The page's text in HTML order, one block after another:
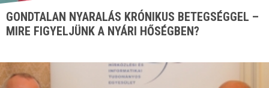
GONDTALAN NYARALÁS KRÓNIKUS BETEGSÉGGEL –
MIRE FIGYELJÜNK A NYÁRI HŐSÉGBEN?